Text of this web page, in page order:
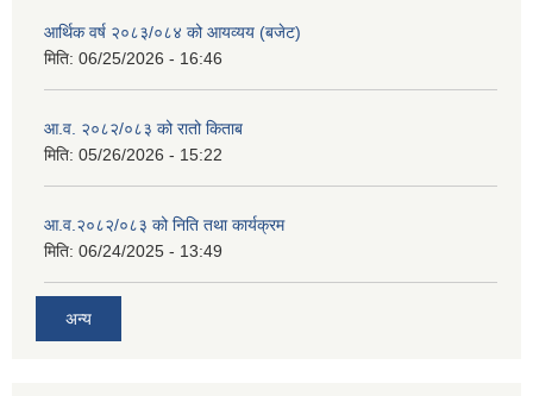
आर्थिक वर्ष २०८३/०८४ को आयव्यय (बजेट)
मिति: 06/25/2026 - 16:46
आ.व. २०८२/०८३ को रातो किताब
मिति: 05/26/2026 - 15:22
आ.व.२०८२/०८३ को निति तथा कार्यक्रम
मिति: 06/24/2025 - 13:49
अन्य